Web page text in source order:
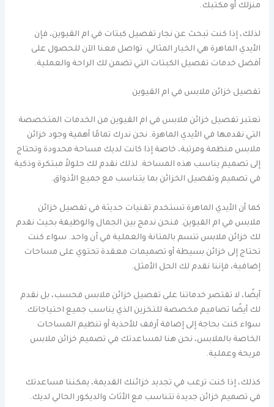
منزلك أو مكتبك.
لذلك، إذا كنت تبحث عن نجار تفصيل كبتات في ام القيوين، فإن
الأيدي الماهرة هي الخيار المثالي. تواصل معنا الآن للحصول على
أفضل خدمات تفصيل الكبتات التي تضمن لك الراحة والعملية.
تفصيل خزائن ملابس في ام القيوين
تعتبر تفصيل خزائن ملابس في ام القيوين من الخدمات المتخصصة
التي نقدمها في الأيدي الماهرة. نحن ندرك تمامًا أهمية وجود خزائن
ملابس منظمة ومرتبة، خاصة إذا كانت لديك مساحة محدودة وتحتاج
إلى تصميم يناسب هذه المساحة. لذلك نقدم لك حلولاً مبتكرة وذكية
في تصميم وتفصيل الخزائن بما يتناسب مع جميع الأذواق.
كما أن الأيدي الماهرة تستخدم تقنيات حديثة في تفصيل خزائن
ملابس في ام القيوين. فنحن ندمج بين الجمال والوظيفة بحيث نقدم
لك خزائن ملابس تتسم بالمتانة والعملية في آن واحد. سواء كنت
تحتاج إلى خزائن بسيطة أو تصميمات معقدة تحتوي على مساحات
إضافية، فإننا نقدم لك الحل الأمثل.
أيضًا، لا تقتصر خدماتنا على تفصيل خزائن ملابس فحسب، بل نقدم
لك أيضًا تصاميم مخصصة للتخزين الذي يناسب جميع احتياجاتك.
سواء كنت بحاجة إلى إضافة أرفف للأحذية أو تنظيم المساحات
الخاصة بالملابس، نحن هنا لمساعدتك في تصميم خزائن ملابس
مريحة وعملية.
كذلك، إذا كنت ترغب في تجديد خزائنك القديمة، يمكننا مساعدتك
في تصميم خزائن جديدة تتناسب مع الأثاث والديكور الحالي لديك.